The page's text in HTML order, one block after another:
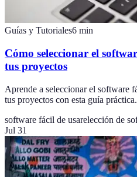
Guías y Tutoriales6 min
Cómo seleccionar el
tus proyectos
Aprende a seleccionar el software
tus proyectos con esta guía
software fácil de usarelección de
Jul 31